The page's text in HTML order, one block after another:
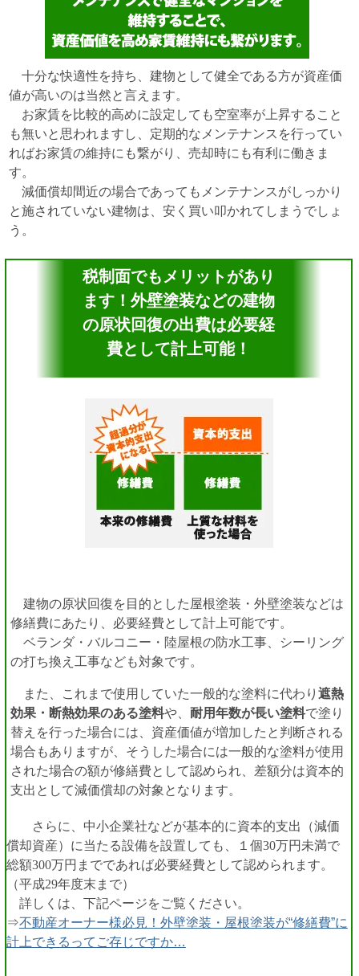
十分な快適性を持ち、建物として健全である方が資産価
値が高いのは当然と言えます。
お家賃を比較的高めに設定しても空室率が上昇すること
も無いと思われますし、定期的なメンテナンスを行ってい
ればお家賃の維持にも繋がり、売却時にも有利に働きま
す。
減価償却間近の場合であってもメンテナンスがしっかり
と施されていない建物は、安く買い叩かれてしまうでしょ
う。
税制面でもメリットがあり
ます！外壁塗装などの建物
の原状回復の出費は必要経
費として計上可能！
建物の原状回復を目的とした屋根塗装・外壁塗装などは
修繕費にあたり、必要経費として計上可能です。
ベランダ・バルコニー・陸屋根の防水工事、シーリング
の打ち換え工事なども対象です。
また、これまで使用していた一般的な塗料に代わり 遮熱
効果・断熱効果のある塗料や、 耐用年数が長い塗料で塗り
替えを行った場合には、資産価値が増加したと判断される
場合もありますが、そうした場合には一般的な塗料が使用
された場合の額が修繕費として認められ、差額分は資本的
支出として減価償却の対象となります。
さらに、中小企業社などが基本的に資本的支出（減価
償却資産）に当たる設備を設置しても、１個30万円未満で
総額300万円までであれば必要経費として認められます。
（平成29年度末まで）
詳しくは、下記ページをご覧ください。
⇒不動産オーナー様必見！外壁塗装・屋根塗装が“修繕費”に
計上できるってご存じですか…